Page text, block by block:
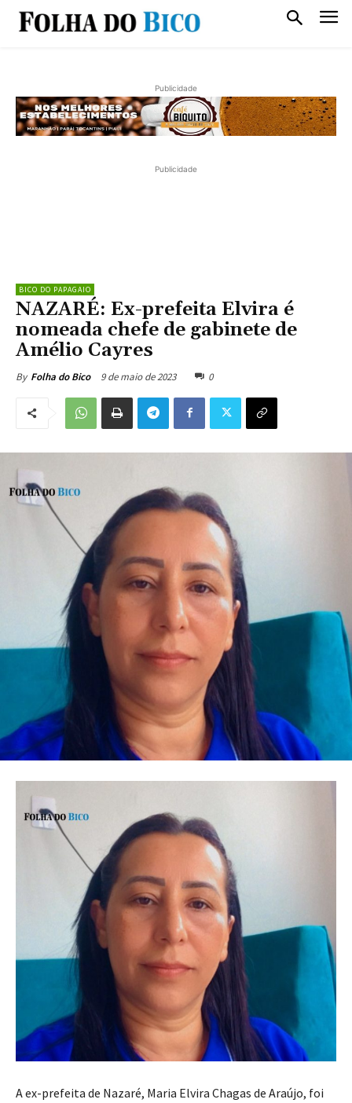
Publicidade
Publicidade
BICO DO PAPAGAIO
NAZARÉ: Ex-prefeita Elvira é
nomeada chefe de gabinete de
Amélio Cayres
By Folha do Bico 9 de maio de 2023 0
A ex-prefeita de Nazaré, Maria Elvira Chagas de Araújo, foi